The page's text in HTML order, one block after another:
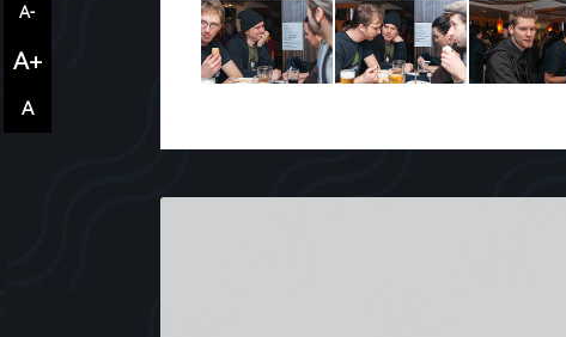
A-
A+
A